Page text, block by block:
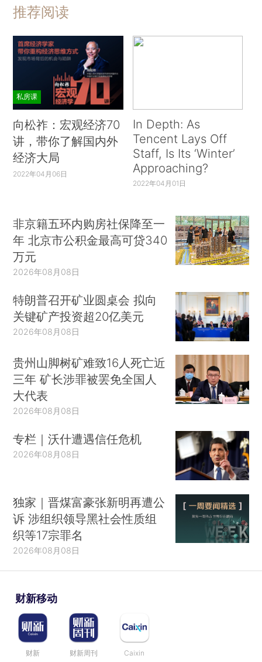
推荐阅读
私房课
向松祚：宏观经济70
讲，带你了解国内外
经济大局
2022年04月06日
In Depth: As
Tencent Lays Off
Staff, Is Its ‘Winter’
Approaching?
2022年04月01日
非京籍五环内购房社保降至一
年 北京市公积金最高可贷340
万元
2026年08月08日
特朗普召开矿业圆桌会 拟向
关键矿产投资超20亿美元
2026年08月08日
贵州山脚树矿难致16人死亡近
三年 矿长涉罪被罢免全国人
大代表
2026年08月08日
专栏｜沃什遭遇信任危机
2026年08月08日
独家｜晋煤富豪张新明再遭公
诉 涉组织领导黑社会性质组
织等17宗罪名
2026年08月08日
财新移动
财新 财新周刊 Caixin